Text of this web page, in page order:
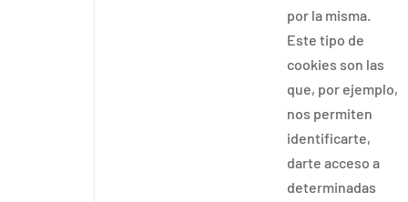
por la misma.
Este tipo de
cookies son las
que, por ejemplo,
nos permiten
identificarte,
darte acceso a
determinadas